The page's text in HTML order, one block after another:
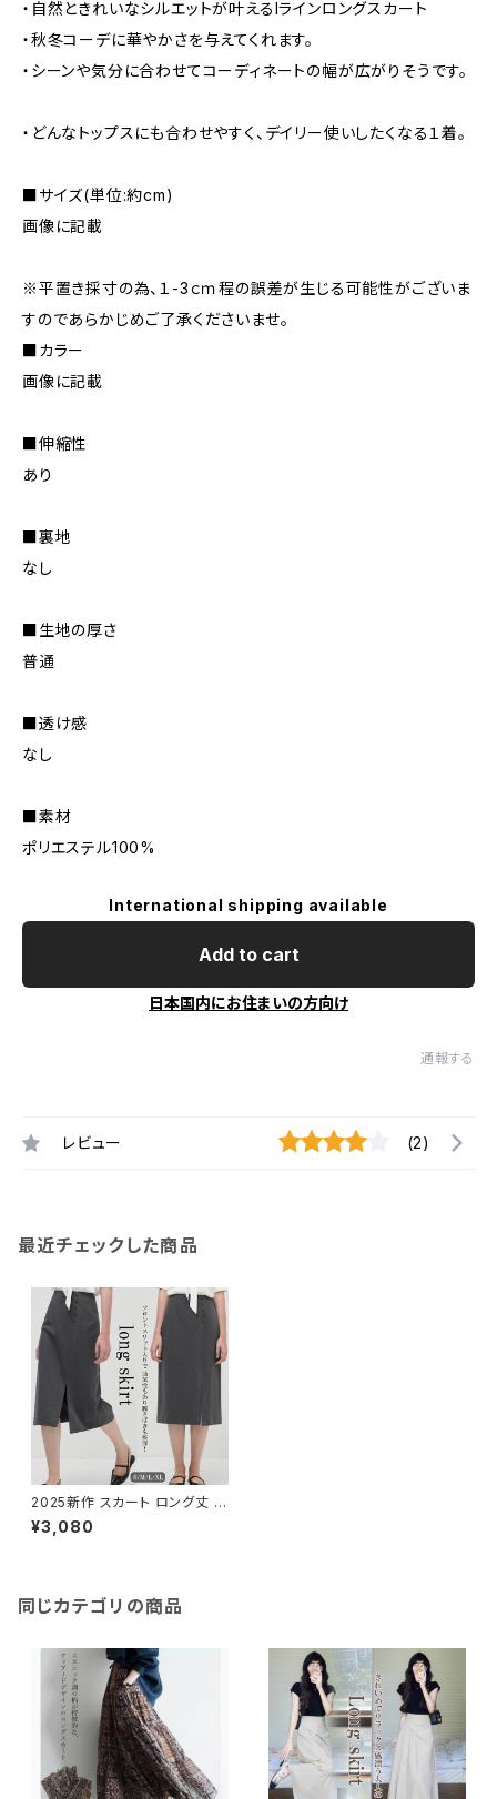
・自然ときれいなシルエットが叶えるIラインロングスカート
・秋冬コーデに華やかさを与えてくれます。
・シーンや気分に合わせてコーディネートの幅が広がりそうです。
・どんなトップスにも合わせやすく、デイリー使いしたくなる１着。
■サイズ(単位:約cm)
画像に記載
※平置き採寸の為、１-3ｃｍ程の誤差が生じる可能性がございま
すのであらかじめご了承くださいませ。
■カラー
画像に記載
■伸縮性
あり
■裏地
なし
■生地の厚さ
普通
■透け感
なし
■素材
ポリエステル100%
International shipping available
Add to cart
日本国内にお住まいの方向け
通報する
レビュー (2)
最近チェックした商品
2025新作 スカート ロング丈 ミ
モレ丈 スカート Aラインスカー
ト ボトムス 無地 キレイめ ボダ
¥3,080
同じカテゴリの商品